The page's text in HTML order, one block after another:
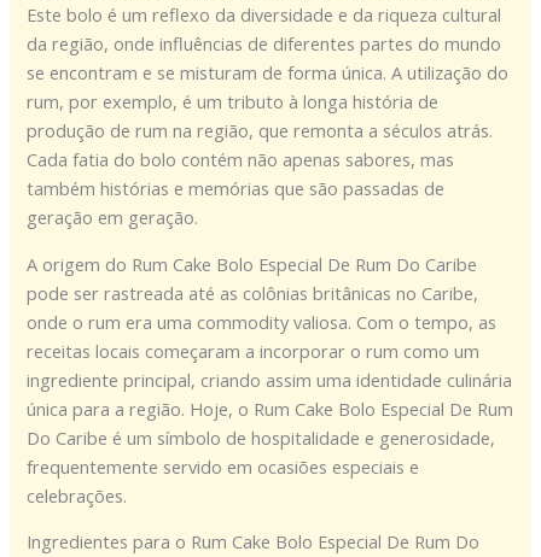
Este bolo é um reflexo da diversidade e da riqueza cultural
da região, onde influências de diferentes partes do mundo
se encontram e se misturam de forma única. A utilização do
rum, por exemplo, é um tributo à longa história de
produção de rum na região, que remonta a séculos atrás.
Cada fatia do bolo contém não apenas sabores, mas
também histórias e memórias que são passadas de
geração em geração.
A origem do Rum Cake Bolo Especial De Rum Do Caribe
pode ser rastreada até as colônias britânicas no Caribe,
onde o rum era uma commodity valiosa. Com o tempo, as
receitas locais começaram a incorporar o rum como um
ingrediente principal, criando assim uma identidade culinária
única para a região. Hoje, o Rum Cake Bolo Especial De Rum
Do Caribe é um símbolo de hospitalidade e generosidade,
frequentemente servido em ocasiões especiais e
celebrações.
Ingredientes para o Rum Cake Bolo Especial De Rum Do